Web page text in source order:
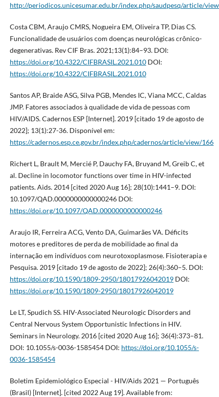
http://periodicos.unicesumar.edu.br/index.php/saudpesq/article/
Costa CBM, Araujo CMRS, Nogueira EM, Oliveira TP, Dias CS.
Funcionalidade de usuários com doenças neurológicas crônico-
degenerativas. Rev CIF Bras. 2021;13(1):84–93. DOI:
https://doi.org/10.4322/CIFBRASIL.2021.010DOI:
https://doi.org/10.4322/CIFBRASIL.2021.010
Santos AP, Braide ASG, Silva PGB, Mendes IC, Viana MCC, Caldas
JMP. Fatores associados à qualidade de vida de pessoas com
HIV/AIDS. Cadernos ESP [Internet]. 2019 [citado 19 de agosto de
2022]; 13(1):27-36. Disponível em:
https://cadernos.esp.ce.gov.br/index.php/cadernos/article/view/166
Richert L, Brault M, Mercié P, Dauchy FA, Bruyand M, Greib C, et
al. Decline in locomotor functions over time in HIV-infected
patients. Aids. 2014 [cited 2020 Aug 16]; 28(10):1441–9. DOI:
10.1097/QAD.0000000000000246 DOI:
https://doi.org/10.1097/QAD.0000000000000246
Araujo IR, Ferreira ACG, Vento DA, Guimarães VA. Déficits
motores e preditores de perda de mobilidade ao final da
internação em indivíduos com neurotoxoplasmose. Fisioterapia e
Pesquisa. 2019 [citado 19 de agosto de 2022]; 26(4):360–5. DOI:
https://doi.org/10.1590/1809-2950/18017926042019DOI:
https://doi.org/10.1590/1809-2950/18017926042019
Le LT, Spudich SS. HIV-Associated Neurologic Disorders and
Central Nervous System Opportunistic Infections in HIV.
Seminars in Neurology. 2016 [cited 2020 Aug 16]; 36(4):373–81.
DOI: 10.1055/s-0036-1585454 DOI: https://doi.org/10.1055/s-
0036-1585454
Boletim Epidemiológico Especial - HIV/Aids 2021 — Português
(Brasil) [Internet]. [cited 2022 Aug 19]. Available from: